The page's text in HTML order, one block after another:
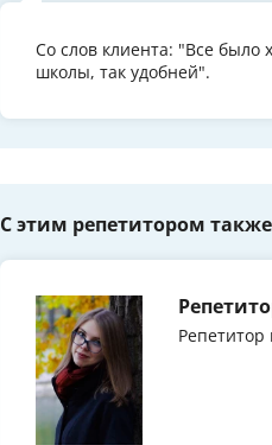
Со слов клиента: "Все
школы, так удобней".
С этим репетитором
Репетитор